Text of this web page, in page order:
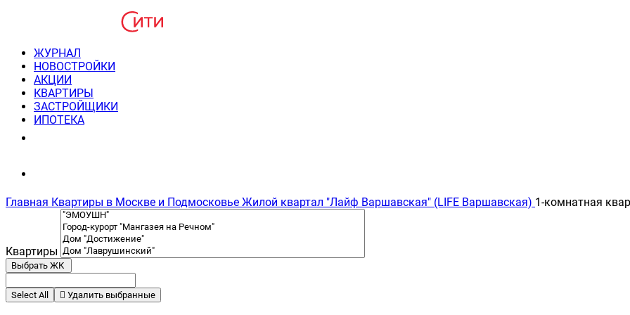
ЖУРНАЛ
НОВОСТРОЙКИ
АКЦИИ
КВАРТИРЫ
ЗАСТРОЙЩИКИ
ИПОТЕКА
Главная Квартиры в Москве и Подмосковье Жилой квартал "Лайф Варшавская" (LIFE Варшавская) 1-комнатная
Квартиры
Выбрать ЖК
Select All Удалить выбранные